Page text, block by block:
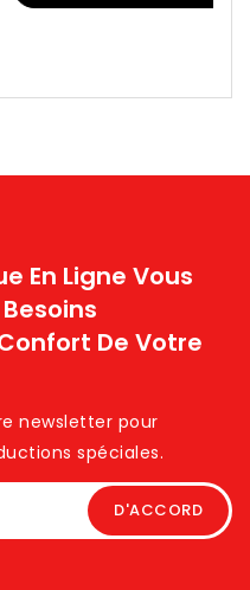
En Ligne Vous
De Votre
newsletter pour
spéciales.